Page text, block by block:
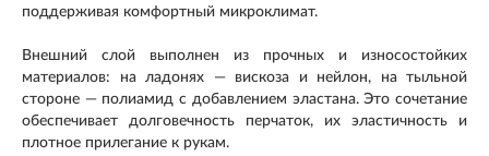
поддерживая комфортный микроклимат.
Внешний слой выполнен из прочных и износостойких
материалов: на ладонях — вискоза и нейлон, на тыльной
стороне — полиамид с добавлением эластана. Это сочетание
обеспечивает долговечность перчаток, их эластичность и
плотное прилегание к рукам.